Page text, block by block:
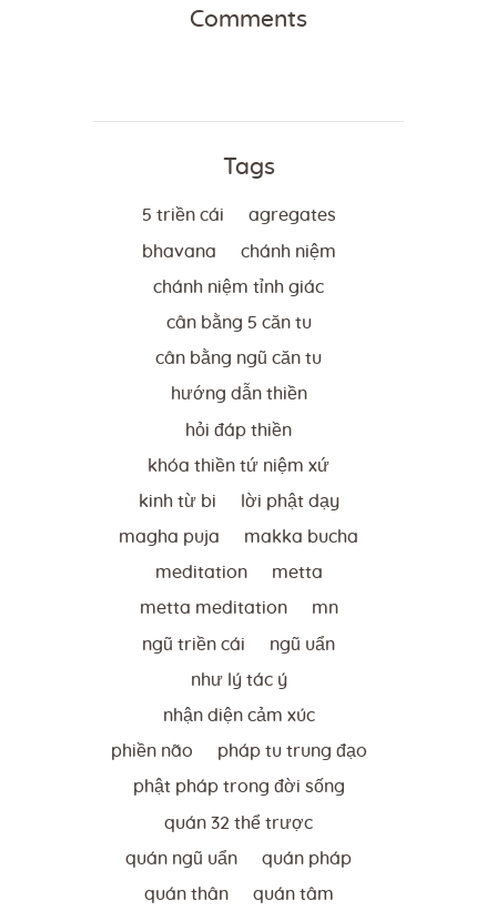
Comments
Tags
5 triền cái agregates
bhavana chánh niệm
chánh niệm tỉnh giác
cân bằng 5 căn tu
cân bằng ngũ căn tu
hướng dẫn thiền
hỏi đáp thiền
khóa thiền tứ niệm xứ
kinh từ bi lời phật dạy
magha puja makka bucha
meditation metta
metta meditation mn
ngũ triền cái ngũ uẩn
như lý tác ý
nhận diện cảm xúc
phiền não pháp tu trung đạo
phật pháp trong đời sống
quán 32 thể trược
quán ngũ uẩn quán pháp
quán thân quán tâm